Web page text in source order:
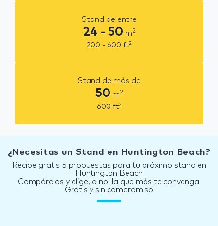
Stand de entre
24 - 50 m2
200 - 600 ft2
Stand de más de
50 m2
600 ft2
¿Necesitas un Stand en Huntington Beach?
Recibe gratis 5 propuestas para tu próximo stand en
Huntington Beach
Compáralas y elige, o no, la que más te convenga.
Gratis y sin compromiso